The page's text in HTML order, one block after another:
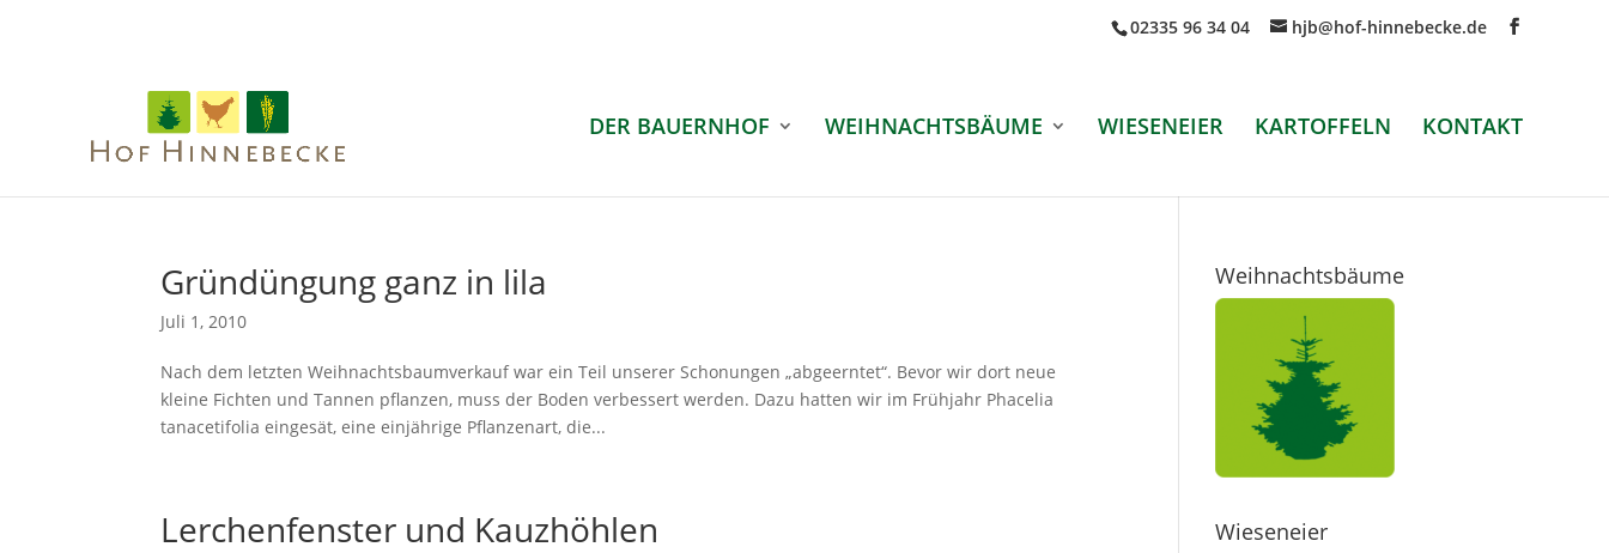
02335 96 34 04 hjb@hof-hinnebecke.de
DER BAUERNHOF WEIHNACHTSBÄUME WIESENEIER KARTOFFELN KONTAKT
Gründüngung ganz in lila
Juli 1, 2010
Nach dem letzten Weihnachtsbaumverkauf war ein Teil unserer Schonungen „abgeerntet“. Bevor wir dort neue
kleine Fichten und Tannen pflanzen, muss der Boden verbessert werden. Dazu hatten wir im Frühjahr Phacelia
tanacetifolia eingesät, eine einjährige Pflanzenart, die...
Lerchenfenster und Kauzhöhlen
Weihnachtsbäume
Wieseneier